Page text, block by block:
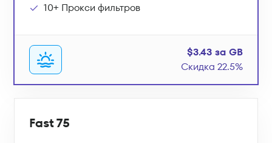
10+ Прокси фильтров
$3.43 за GB
Скидка 22.5%
Fast 75